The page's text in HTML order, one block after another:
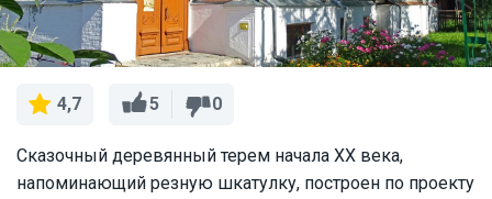
4,7 5 0
Сказочный деревянный терем начала XX века,
напоминающий резную шкатулку, построен по проекту